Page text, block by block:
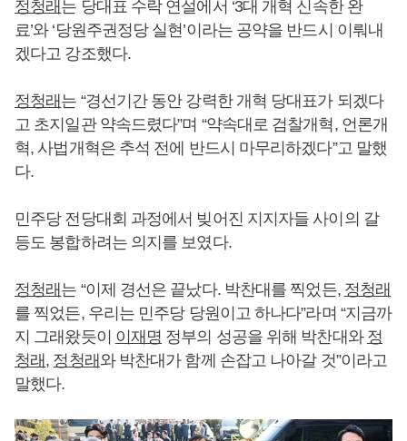
정청래 는 당대표 수락 연설에서 ‘3대 개혁 신속한 완
료’와 ‘당원주권정당 실현’이라는 공약을 반드시 이뤄내
겠다고 강조했다.
정청래 는 “경선기간 동안 강력한 개혁 당대표가 되겠다
고 초지일관 약속드렸다”며 “약속대로 검찰개혁, 언론개
혁, 사법개혁은 추석 전에 반드시 마무리하겠다”고 말했
다.
민주당 전당대회 과정에서 빚어진 지지자들 사이의 갈
등도 봉합하려는 의지를 보였다.
정청래 는 “이제 경선은 끝났다. 박찬대를 찍었든, 정청래
를 찍었든, 우리는 민주당 당원이고 하나다”라며 “지금까
지 그래왔듯이 이재명 정부의 성공을 위해 박찬대와 정
청래 , 정청래 와 박찬대가 함께 손잡고 나아갈 것”이라고
말했다.